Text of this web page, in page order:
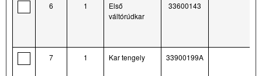
6 1
Első
váltórúdkar
33600143
7 1 Kar tengely 33900199A